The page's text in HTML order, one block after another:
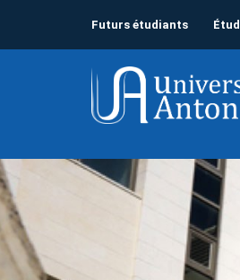
Futurs étudiants